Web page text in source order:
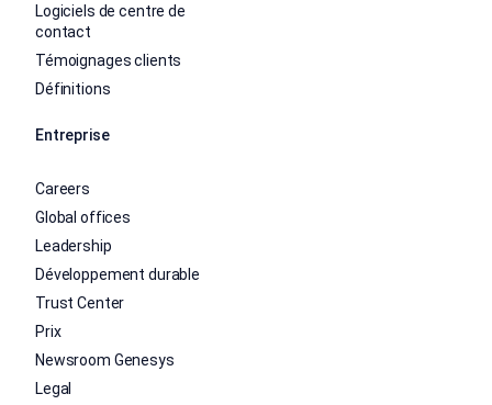
Logiciels de centre de
contact
Témoignages clients
Définitions
Entreprise
Careers
Global offices
Leadership
Développement durable
Trust Center
Prix
Newsroom Genesys
Legal